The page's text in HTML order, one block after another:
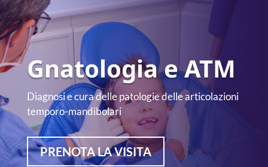
Gnatologia e ATM
Diagnosi e cura delle patologie delle articolazioni
temporo-mandibolari
PRENOTA LA VISITA